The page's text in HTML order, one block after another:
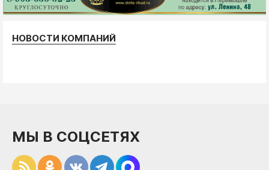
НОВОСТИ КОМПАНИЙ
МЫ В СОЦСЕТЯХ